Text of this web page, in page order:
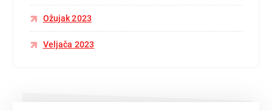
Ožujak 2023
Veljača 2023